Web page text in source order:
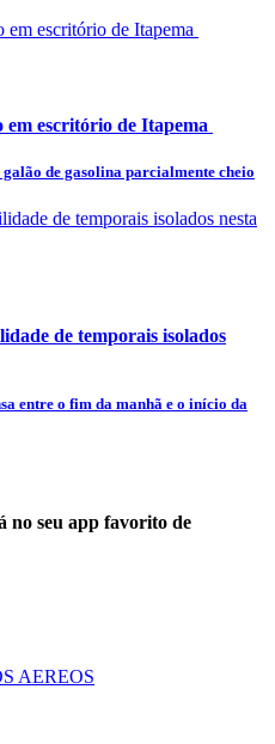
escritório de Itapema
de gasolina parcialmente cheio
de temporais isolados
entre o fim da manhã e o início da
no seu app favorito de